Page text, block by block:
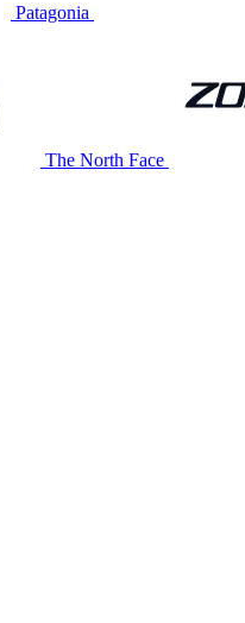
Patagonia
The North Face